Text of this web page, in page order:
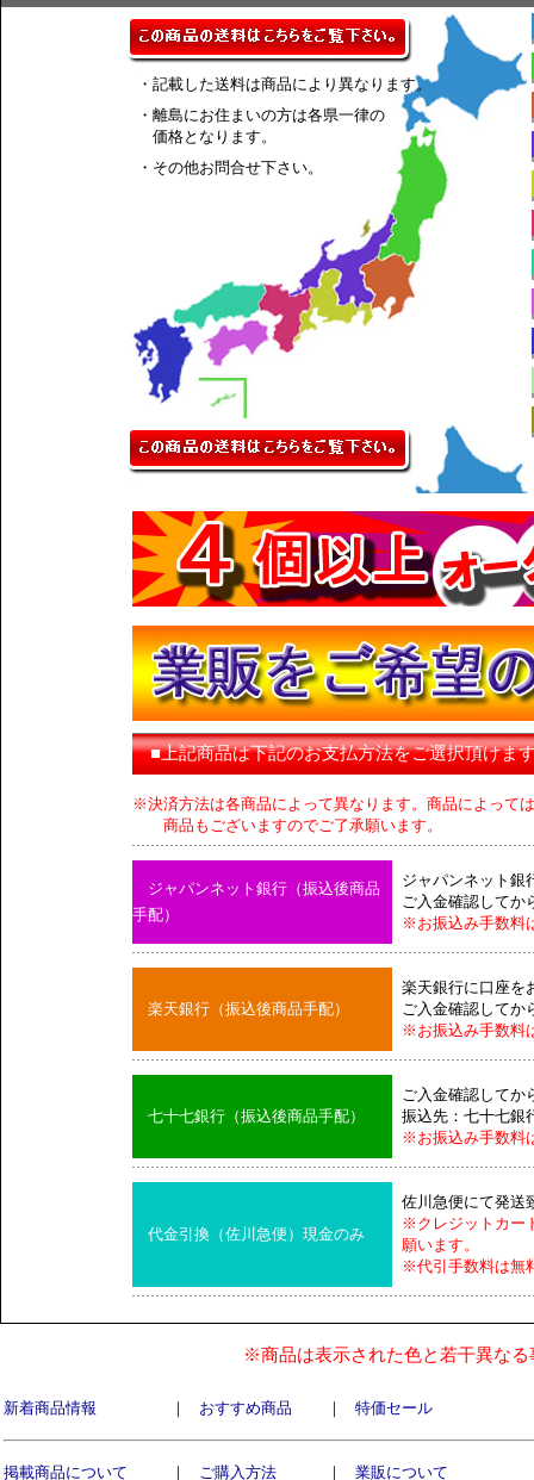
・記載した送料は商品により異なります。
・離島にお住まいの方は各県一律の
価格となります。
・その他お問合せ下さい。
■上記商品は下記のお支払方法をご選択頂けま
※決済方法は各商品によって異なります。商品によって
商品もございますのでご了承願います。
ジャパンネット銀行（振込後商品
手配）
ジャパンネット銀
ご入金確認してか
※お振込み手数料
楽天銀行（振込後商品手配）
楽天銀行に口座を
ご入金確認してか
※お振込み手数料
七十七銀行（振込後商品手配）
ご入金確認してか
振込先：七十七銀
※お振込み手数料
代金引換（佐川急便）現金のみ
佐川急便にて発送
※クレジットカー
願います。
※代引手数料は無
※商品は表示された色と若干異な
新着商品情報 ｜ おすすめ商品 ｜ 特価セール
掲載商品について ｜ ご購入方法 ｜ 業販について